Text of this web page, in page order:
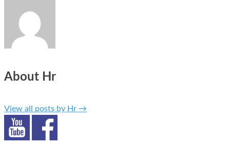
About Hr
View all posts by Hr →